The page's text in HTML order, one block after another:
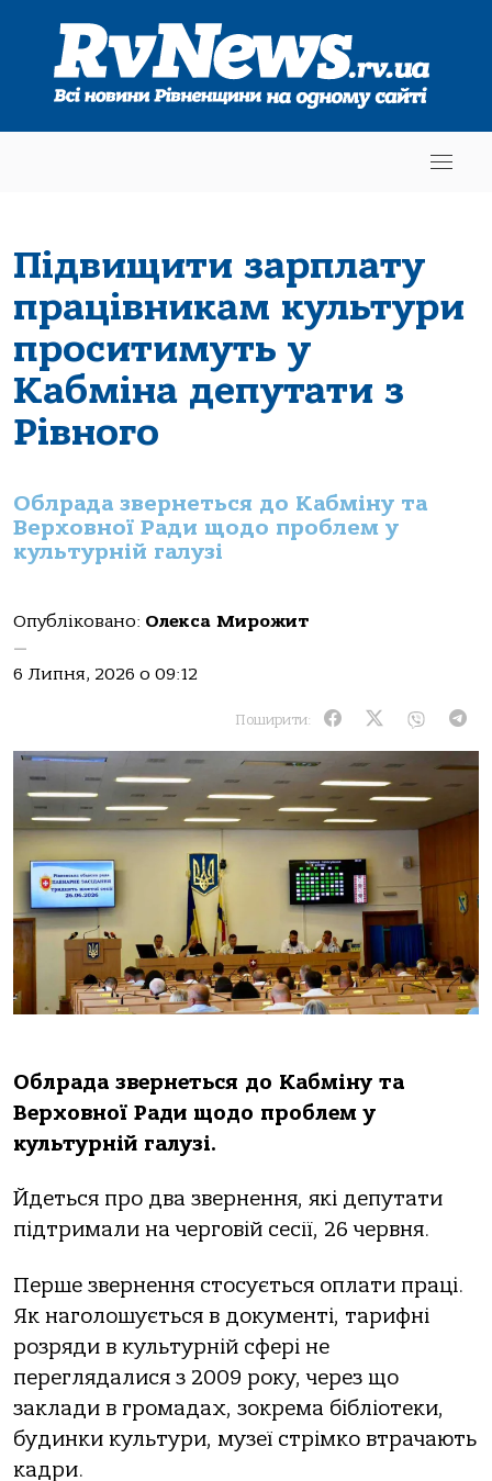
Підвищити зарплату
працівникам культури
проситимуть у
Кабміна депутати з
Рівного
Облрада звернеться до Кабміну та
Верховної Ради щодо проблем у
культурній галузі
Опубліковано: Олекса Мирожит
—
6 Липня, 2026 о 09:12
Поширити:
Облрада звернеться до Кабміну та
Верховної Ради щодо проблем у
культурній галузі.
Йдеться про два звернення, які депутати
підтримали на черговій сесії, 26 червня.
Перше звернення стосується оплати праці.
Як наголошується в документі, тарифні
розряди в культурній сфері не
переглядалися з 2009 року, через що
заклади в громадах, зокрема бібліотеки,
будинки культури, музеї стрімко втрачають
кадри.